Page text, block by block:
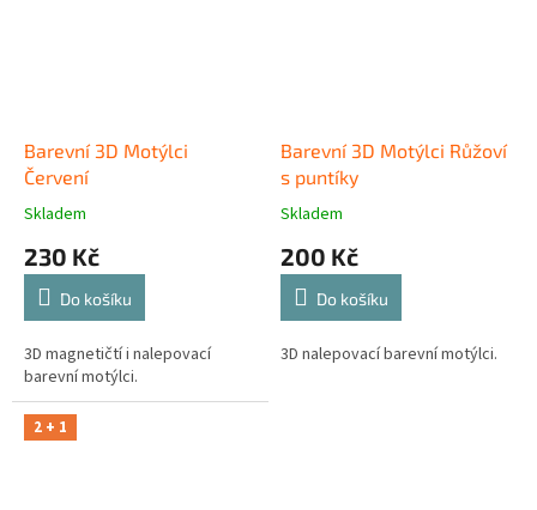
Barevní 3D Motýlci
Červení
Skladem
230 Kč
Do košíku
3D magnetičtí i nalepovací
barevní motýlci.
Barevní 3D Motýlci Růžoví
s puntíky
Skladem
200 Kč
Do košíku
3D nalepovací barevní motýlci.
2 + 1